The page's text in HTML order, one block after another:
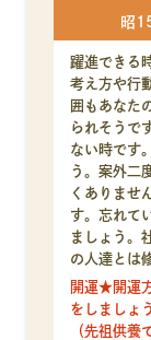
昭
躍進できる
考え方や行
囲もあなた
られそうで
ない時です
う。案外二
くありませ
す。忘れて
ましょう。
の人達とは
開運★開運
をしましょ
（先祖供養